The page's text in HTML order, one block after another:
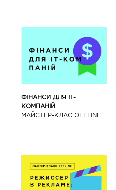
ФІНАНСИ ДЛЯ IT-
КОМПАНІЙ
МАЙСТЕР-КЛАС OFFLINE